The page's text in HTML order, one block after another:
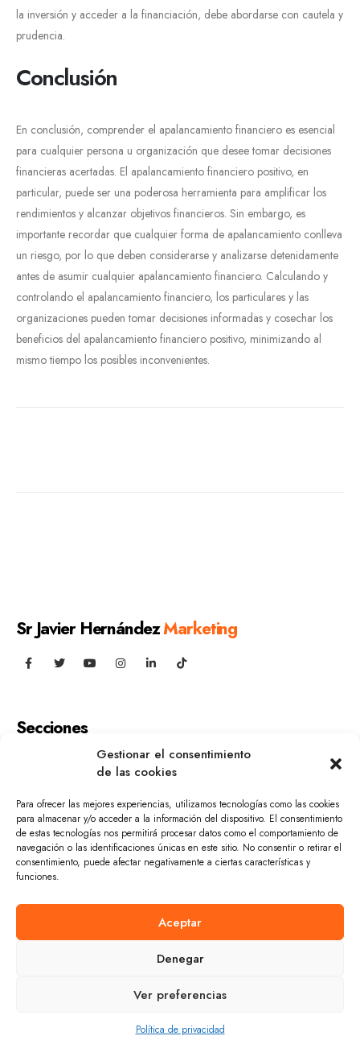
Gestionar el consentimiento
de las cookies
Para ofrecer las mejores experiencias, utilizamos tecnologías como las cookies
para almacenar y/o acceder a la información del dispositivo. El consentimiento
de estas tecnologías nos permitirá procesar datos como el comportamiento de
navegación o las identificaciones únicas en este sitio. No consentir o retirar el
consentimiento, puede afectar negativamente a ciertas características y
funciones.
Aceptar
Denegar
Ver preferencias
Política de privacidad
la inversión y acceder a la financiación, debe abordarse con cautela y
prudencia.
Conclusión
En conclusión, comprender el apalancamiento financiero es esencial
para cualquier persona u organización que desee tomar decisiones
financieras acertadas. El apalancamiento financiero positivo, en
particular, puede ser una poderosa herramienta para amplificar los
rendimientos y alcanzar objetivos financieros. Sin embargo, es
importante recordar que cualquier forma de apalancamiento conlleva
un riesgo, por lo que deben considerarse y analizarse detenidamente
antes de asumir cualquier apalancamiento financiero. Calculando y
controlando el apalancamiento financiero, los particulares y las
organizaciones pueden tomar decisiones informadas y cosechar los
beneficios del apalancamiento financiero positivo, minimizando al
mismo tiempo los posibles inconvenientes.
Sr Javier HernándezMarketing
Secciones
Eventos
Blog
Contacto
Política de privacidad
Servicios
Marketing
Publicidad
CRM & Ventas